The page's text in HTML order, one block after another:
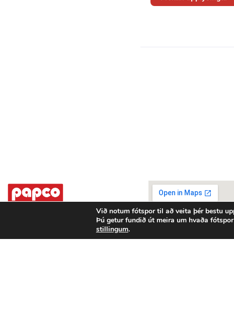
Stórhöfða 42 - 110 Reykjavík
Við notum fótspor til að veita þér bestu
Þú getur fundið út meira um hvaða
stillingum.